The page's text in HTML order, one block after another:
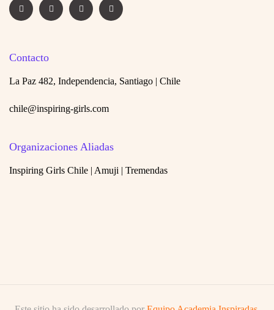
Contacto
La Paz 482, Independencia, Santiago | Chile
chile@inspiring-girls.com
Organizaciones Aliadas
Inspiring Girls Chile | Amuji | Tremendas